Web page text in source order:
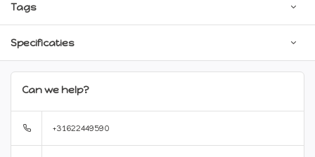
Tags
Specificaties
Can we help?
+31622449590